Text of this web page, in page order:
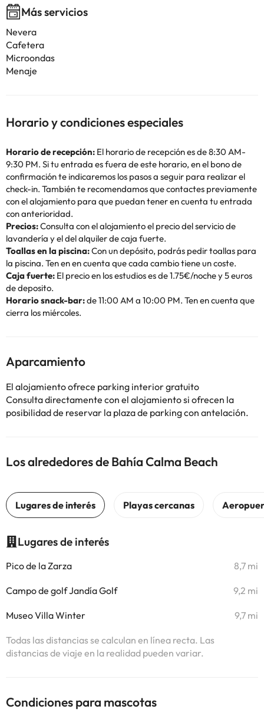
Más servicios
Nevera
Cafetera
Microondas
Menaje
Horario y condiciones especiales
Horario de recepción: El horario de recepción es de 8:30 AM-
9:30 PM. Si tu entrada es fuera de este horario, en el bono de
confirmación te indicaremos los pasos a seguir para realizar el
check-in. También te recomendamos que contactes previamente
con el alojamiento para que puedan tener en cuenta tu entrada
con anterioridad.
Precios:Consulta con el alojamiento el precio del servicio de
lavandería y el del alquiler de caja fuerte.
Toallas en la piscina:Con un depósito, podrás pedir toallas para
la piscina. Ten en en cuenta que cada cambio tiene un coste.
Caja fuerte: El precio en los estudios es de 1.75€/noche y 5 euros
de deposito.
Horario snack-bar:de 11:00 AM a 10:00 PM. Ten en cuenta que
cierra los miércoles.
Aparcamiento
El alojamiento ofrece parking interior gratuito
Consulta directamente con el alojamiento si ofrecen la
posibilidad de reservar la plaza de parking con antelación.
Los alrededores de Bahía Calma Beach
Lugares de interés
Pico de la Zarza 8,7 mi
Campo de golf Jandía Golf 9,2 mi
Museo Villa Winter 9,7 mi
Todas las distancias se calculan en línea recta. Las
distancias de viaje en la realidad pueden variar.
Condiciones para mascotas